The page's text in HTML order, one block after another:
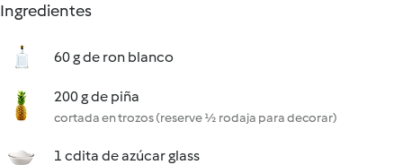
Ingredientes
60 g de ron blanco
200 g de piña
cortada en trozos (reserve ½ rodaja para decorar)
1 cdita de azúcar glass